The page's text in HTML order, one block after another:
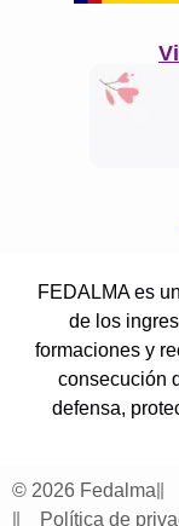
FEDALMA es
de los
formaciones y
consecución
defensa,
© 2026 Fedalma
Política de